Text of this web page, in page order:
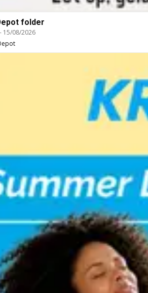
folder
- 15/08/2026